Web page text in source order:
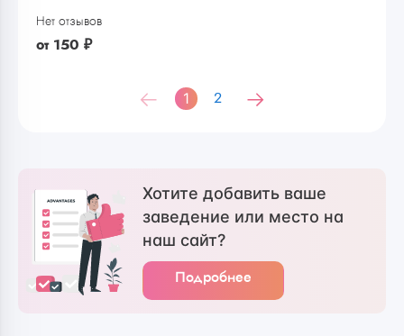
Нет отзывов
от 150 ₽
1 2
Хотите добавить ваше
заведение или место на
наш сайт?
Подробнее